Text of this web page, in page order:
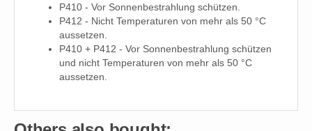
P410 - Vor Sonnenbestrahlung schützen.
P412 - Nicht Temperaturen von mehr als 50 °C
aussetzen.
P410 + P412 - Vor Sonnenbestrahlung schützen
und nicht Temperaturen von mehr als 50 °C
aussetzen.